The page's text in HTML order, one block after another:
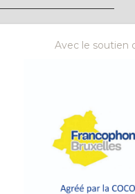
Avec le soutien